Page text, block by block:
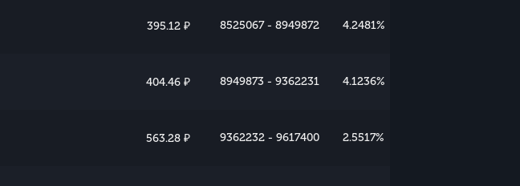
395.12 ₽ 8525067 - 8949872 4.2481%
404.46 ₽ 8949873 - 9362231 4.1236%
563.28 ₽ 9362232 - 9617400 2.5517%